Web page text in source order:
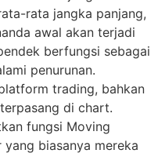
rata jangka panjang,
awal akan terjadi
berfungsi sebagai
penurunan.
trading, bahkan
di chart.
fungsi Moving
biasanya mereka